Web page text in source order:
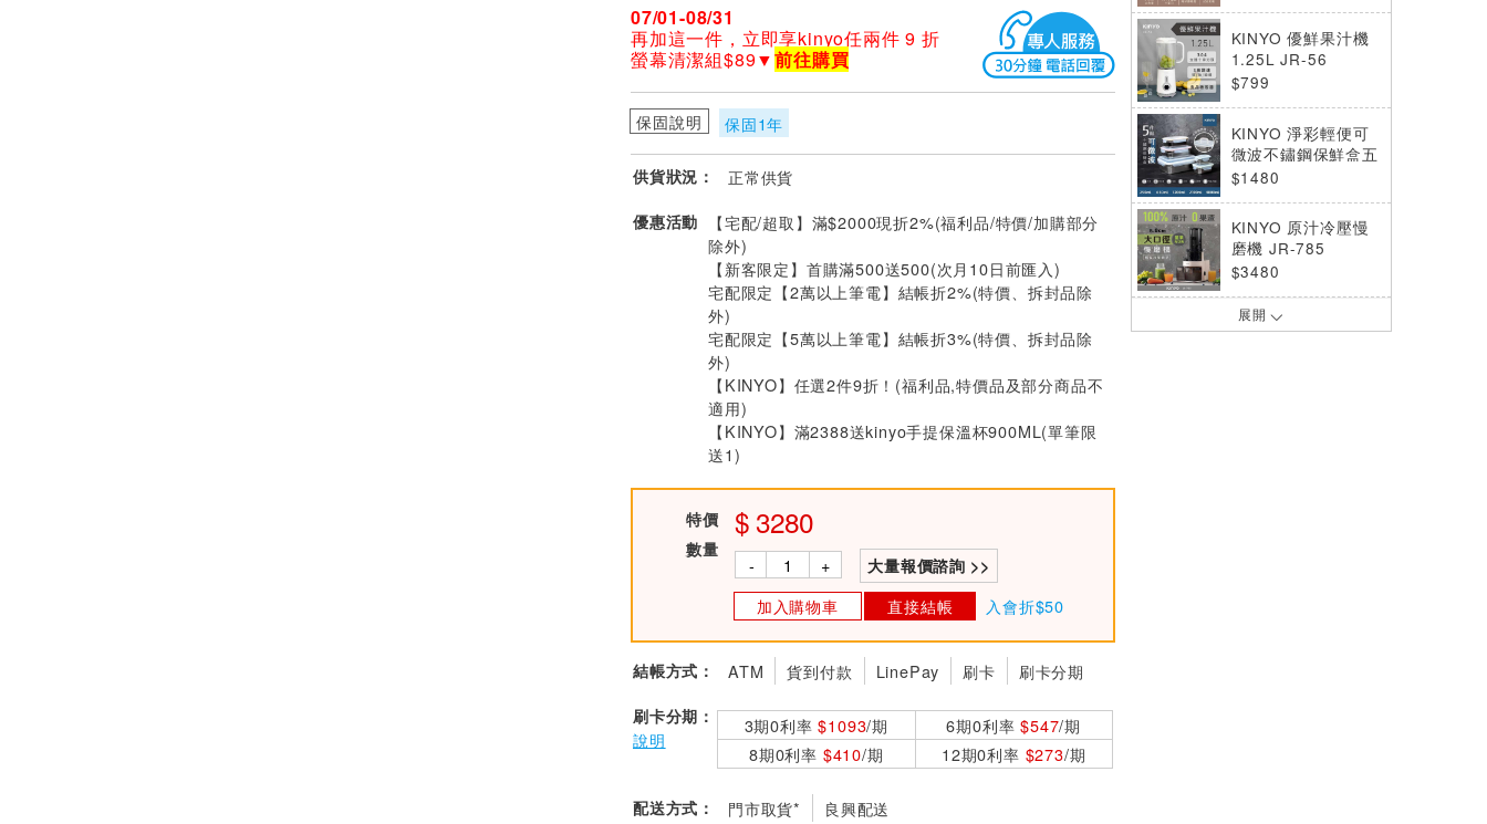
07/01-08/31
再加這一件，立即享kinyo任兩件 9 折
螢幕清潔組$89▼前往購買
保固說明 保固1年
供貨狀況： 正常供貨
優惠活動
【宅配/超取】滿$2000現折2%(福利品/特價/加購部分
除外)
【新客限定】首購滿500送500(次月10日前匯入)
宅配限定【2萬以上筆電】結帳折2%(特價、拆封品除
外)
宅配限定【5萬以上筆電】結帳折3%(特價、拆封品除
外)
【KINYO】任選2件9折！(福利品,特價品及部分商品不
適用)
【KINYO】滿2388送kinyo手提保溫杯900ML(單筆限
送1)
特價 3280
數量
- + 大量報價諮詢 >>
加入購物車 直接結帳 入會折$50
結帳方式： ATM 貨到付款 LinePay 刷卡 刷卡分期
刷卡分期：
說明
3期0利率$1093/期 6期0利率$547/期
8期0利率 $410/期 12期0利率 $273/期
配送方式： 門市取貨* 良興配送
KINYO 優鮮果汁機
1.25L JR-56
$799
KINYO 淨彩輕便可
微波不鏽鋼保鮮盒五
件組 KLC-4005
$1480
KINYO 原汁冷壓慢
磨機 JR-785
$3480
KINYO USB隨行杯
展開